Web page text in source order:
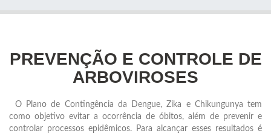
PREVENÇÃO E CONTROLE DE
ARBOVIROSES
O Plano de Contingência da Dengue, Zika e Chikungunya tem
como objetivo evitar a ocorrência de óbitos, além de prevenir e
controlar processos epidêmicos. Para alcançar esses resultados é